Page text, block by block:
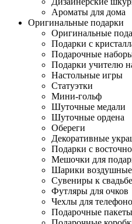
Ароматы для дома
Оригинальные подарки
Оригинальные
Подарки с
Подарочные
Подарки учителю
Настольные игры
Статуэтки
Мини-гольф
Шуточные медали
Шуточные ордена
Обереги
Декоративные
Подарки с
Мешочки для
Шарики воздушные
Сувениры к свадьбе
Футляры для очков
Чехлы для
Подарочные пакеты